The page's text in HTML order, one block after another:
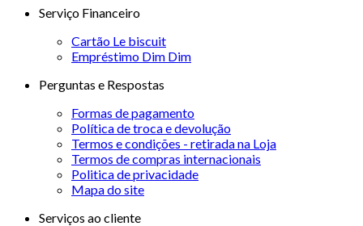
Serviço Financeiro
Cartão Le biscuit
Empréstimo Dim Dim
Perguntas e Respostas
Formas de pagamento
Política de troca e devolução
Termos e condições - retirada na Loja
Termos de compras internacionais
Politica de privacidade
Mapa do site
Serviços ao cliente